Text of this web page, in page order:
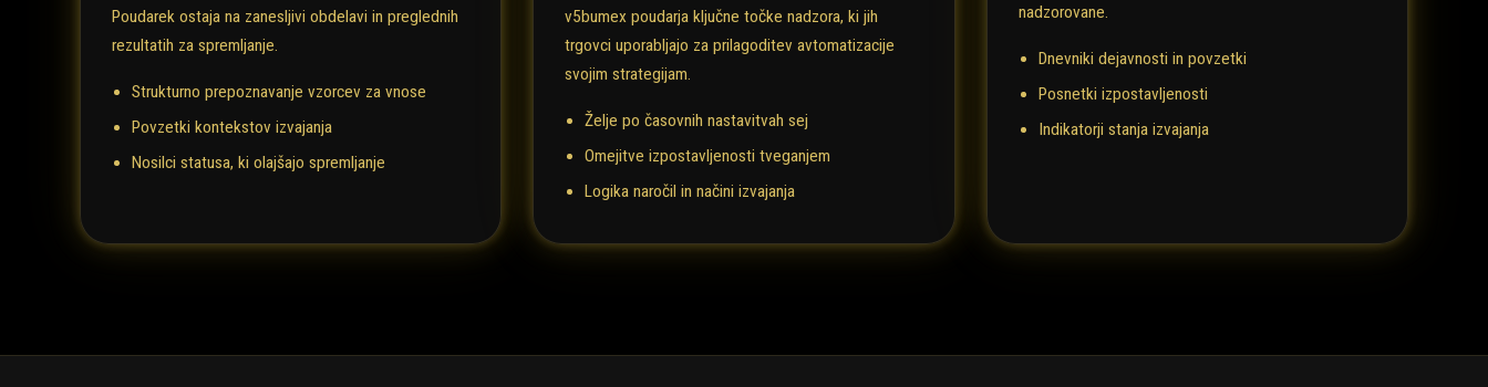
Poudarek ostaja na zanesljivi obdelavi in preglednih
rezultatih za spremljanje.
Strukturno prepoznavanje vzorcev za vnose
Povzetki kontekstov izvajanja
Nosilci statusa, ki olajšajo spremljanje
v5bumex poudarja ključne točke nadzora, ki jih
trgovci uporabljajo za prilagoditev avtomatizacije
svojim strategijam.
Želje po časovnih nastavitvah sej
Omejitve izpostavljenosti tveganjem
Logika naročil in načini izvajanja
nadzorovane.
Dnevniki dejavnosti in povzetki
Posnetki izpostavljenosti
Indikatorji stanja izvajanja